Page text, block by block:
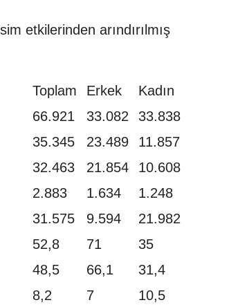
etkilerinden arındırılmış
Toplam Erkek
Kadın
66.921 33.082
33.838
35.345 23.489
11.857
32.463 21.854
10.608
2.883 1.634
1.248
31.575 9.594
21.982
52,8 71
35
48,5 66,1
31,4
8,2 7
10,5